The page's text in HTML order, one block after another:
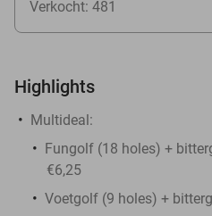
Verkocht: 481
Highlights
Multideal:
Fungolf (18 holes) +
€6,25
Voetgolf (9 holes) +